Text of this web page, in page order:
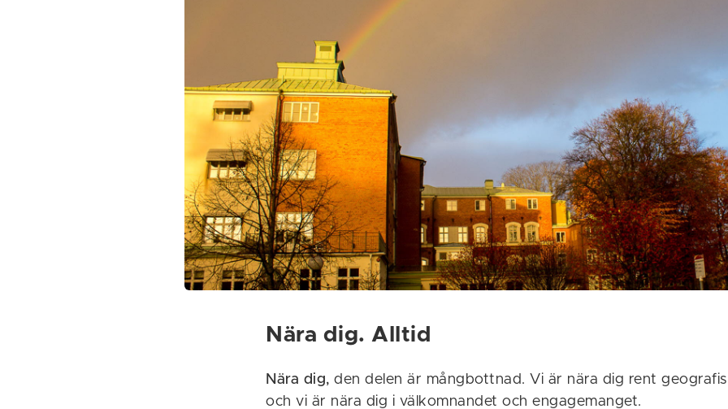
Nära dig. Alltid
Nära dig, den delen är mångbottnad. Vi är nära dig rent
och vi är nära dig i välkomnandet och engagemanget.